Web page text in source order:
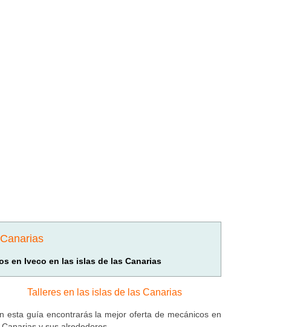
en Iveco en las islas de las Canarias
Talleres en las islas de las Canarias
esta guía encontrarás la mejor oferta de mecánicos en